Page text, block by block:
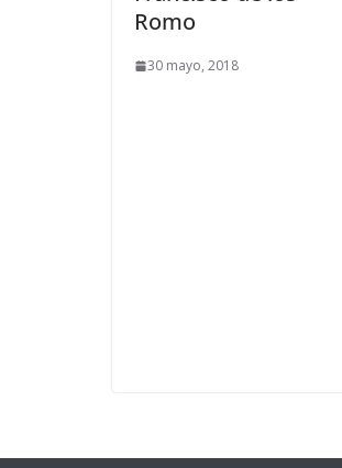
Romo
30 mayo, 2018